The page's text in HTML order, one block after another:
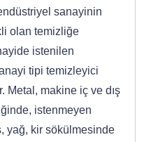
sanayinin
olan temizliğe
istenilen
tipi temizleyici
Metal, makine iç ve dış
istenmeyen
yağ, kir sökülmesinde